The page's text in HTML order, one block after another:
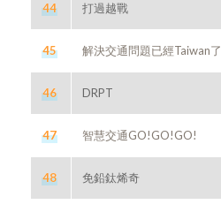
44 打過越戰
45 解決交通問題已經Taiwan了
46 DRPT
47 智慧交通GO!GO!GO!
48 免鉛鈦烯奇